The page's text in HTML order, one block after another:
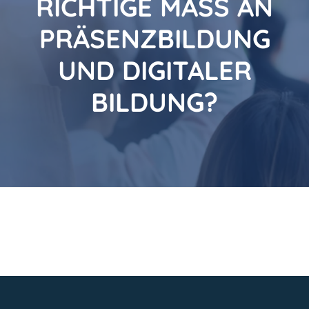
RÄSENZBILDUNG U
ND DIGITALER B
ILDUNG?